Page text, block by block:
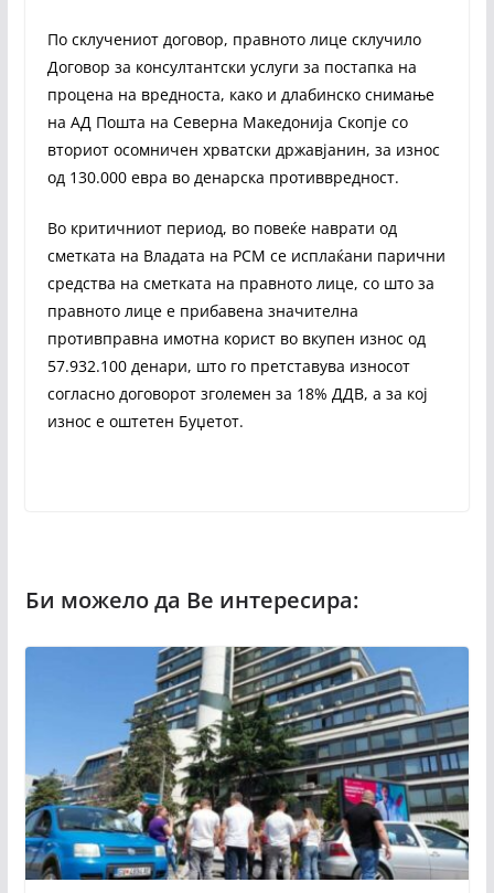
По склучениот договор, правното лице склучило
Договор за консултантски услуги за постапка на
процена на вредноста, како и длабинско снимање
на АД Пошта на Северна Македонија Скопје со
вториот осомничен хрватски државјанин, за износ
од 130.000 евра во денарска противвредност.
Во критичниот период, во повеќе наврати од
сметката на Владата на РСМ се исплаќани парични
средства на сметката на правното лице, со што за
правното лице е прибавена значителна
противправна имотна корист во вкупен износ од
57.932.100 денари, што го претставува износот
согласно договорот зголемен за 18% ДДВ, а за кој
износ е оштетен Буџетот.